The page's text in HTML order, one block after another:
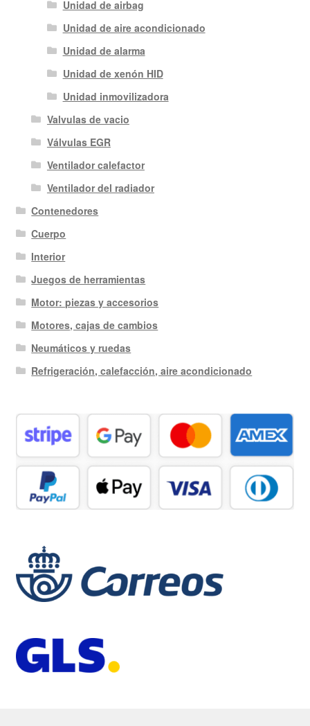
Unidad de airbag
Unidad de aire acondicionado
Unidad de alarma
Unidad de xenón HID
Unidad inmovilizadora
Valvulas de vacio
Válvulas EGR
Ventilador calefactor
Ventilador del radiador
Contenedores
Cuerpo
Interior
Juegos de herramientas
Motor: piezas y accesorios
Motores, cajas de cambios
Neumáticos y ruedas
Refrigeración, calefacción, aire acondicionado